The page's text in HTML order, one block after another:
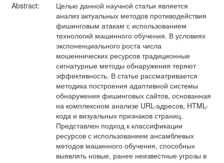
Abstract:
Целью данной научной статьи является
анализ актуальных методов противодействия
фишинговым атакам с использованием
технологий машинного обучения. В условиях
экспоненциального роста числа
мошеннических ресурсов традиционные
сигнатурные методы обнаружения теряют
эффективность. В статье рассматривается
методика построения адаптивной системы
обнаружения фишинговых сайтов, основанная
на комплексном анализе URL-адресов, HTML-
кода и визуальных признаков страниц.
Представлен подход к классификации
ресурсов с использованием ансамблевых
методов машинного обучения, способных
выявлять новые, ранее неизвестные угрозы в